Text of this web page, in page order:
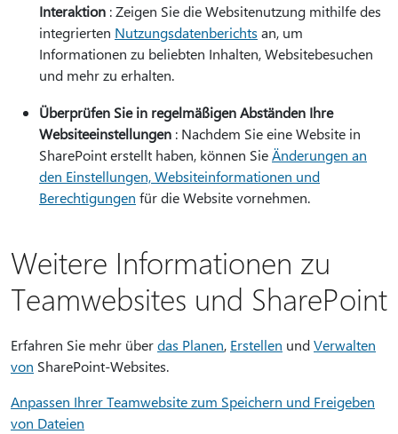
Interaktion : Zeigen Sie die Websitenutzung mithilfe des
integrierten Nutzungsdatenberichts an, um
Informationen zu beliebten Inhalten, Websitebesuchen
und mehr zu erhalten.
Überprüfen Sie in regelmäßigen Abständen Ihre
Websiteeinstellungen : Nachdem Sie eine Website in
SharePoint erstellt haben, können SieÄnderungen an
den Einstellungen, Websiteinformationen und
Berechtigungen für die Website vornehmen.
Weitere Informationen zu
Teamwebsites und SharePoint
Erfahren Sie mehr überdas Planen, Erstellen undVerwalten
von SharePoint-Websites.
Anpassen Ihrer Teamwebsite zum Speichern und Freigeben
von Dateien